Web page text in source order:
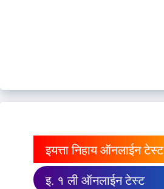
इयत्ता निहाय ऑनलाईन टेस्ट
इ. १ ली ऑनलाईन टेस्ट